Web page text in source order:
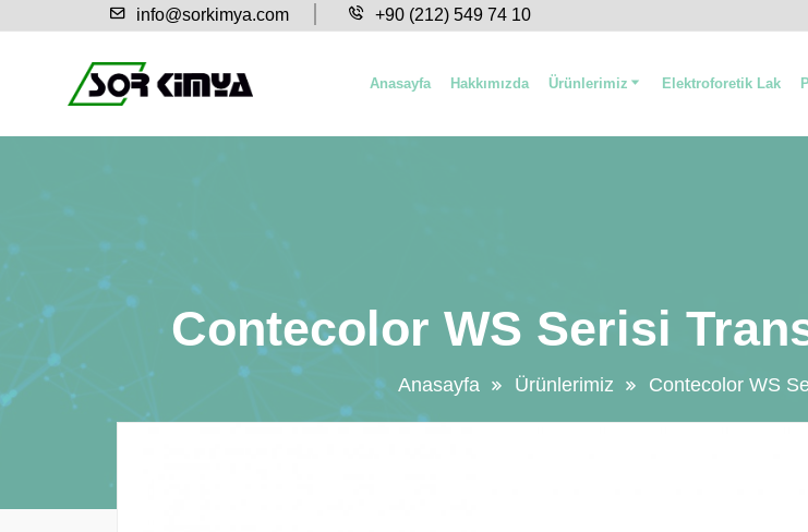
info@sorkimya.com +90 (212) 549 74 10
Anasayfa Hakkımızda Ürünlerimiz Elektroforetik Lak
Contecolor WS Serisi
Anasayfa Ürünlerimiz Contecolor WS